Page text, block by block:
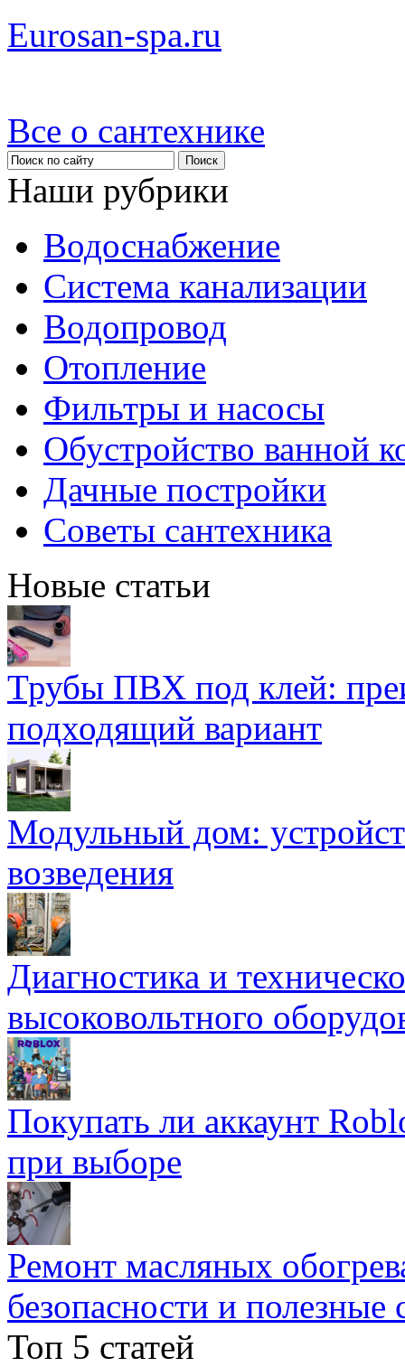
Eurosan-spa.ru
Все о сантехнике
Наши рубрики
Водоснабжение
Система канализации
Водопровод
Отопление
Фильтры и насосы
Обустройство ванной
Дачные постройки
Советы сантехника
Новые статьи
Трубы ПВХ под клей:
подходящий вариант
Модульный дом:
возведения
Диагностика и
высоковольтного
Покупать ли аккаунт
при выборе
Ремонт масляных
безопасности и полезные
Топ 5 статей